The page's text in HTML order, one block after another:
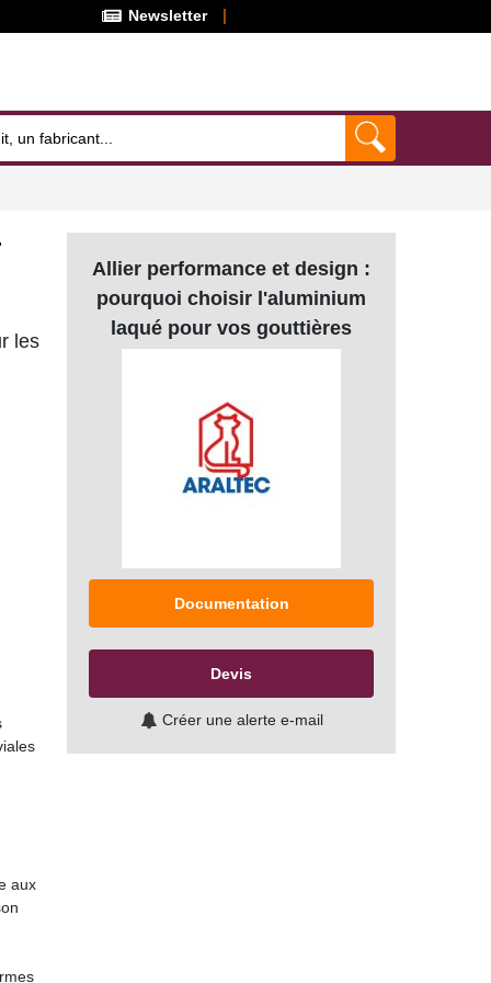
Newsletter
les
aux
Allier performance et design :
pourquoi choisir l'aluminium
laqué pour vos gouttières
Documentation
Devis
Créer une alerte e-mail